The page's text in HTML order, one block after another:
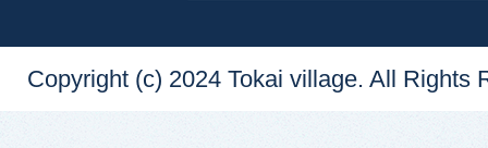
Copyright (c) 2024 Tokai village. All Rights